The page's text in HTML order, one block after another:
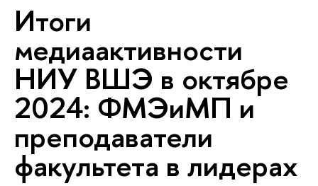
Итоги
медиаактивности
НИУ ВШЭ в октябре
2024: ФМЭиМП и
преподаватели
факультета в лидерах